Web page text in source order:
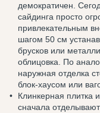
демократичен.
сайдинга просто
привлекательным
шагом 50 см
брусков или
облицовка. По
наружная отделка
блок-хаусом или
Клинкерная плитка
сначала